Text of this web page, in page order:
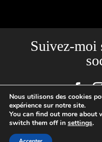
Suivez-moi
Site créé par l'Agence
Professionnel, N°SIRET :
Nous utilisons des cookies
expérience sur notre site.
You can find out more about
switch them off in settings.